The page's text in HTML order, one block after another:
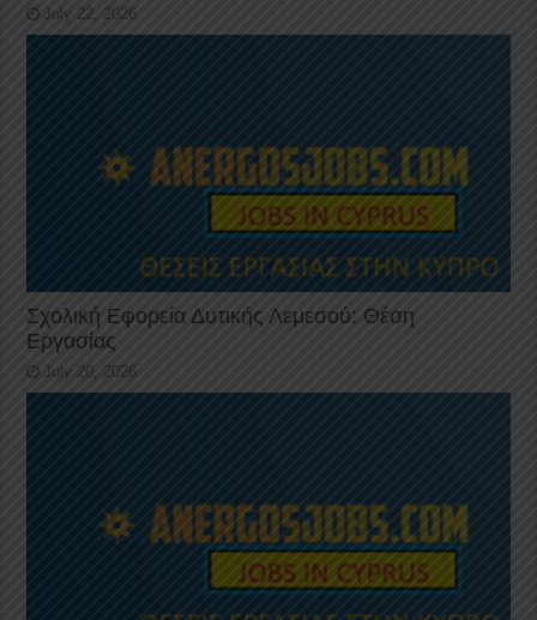
July 22, 2026
Σχολική Εφορεία Δυτικής Λεμεσού: Θέση
Εργασίας
July 20, 2026